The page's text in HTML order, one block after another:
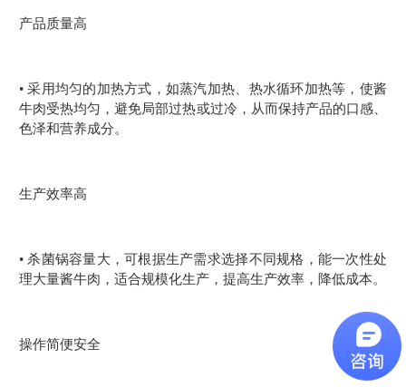
产品质量高
• 采用均匀的加热方式，如蒸汽加热、热水循环加热等，使酱
牛肉受热均匀，避免局部过热或过冷，从而保持产品的口感、
色泽和营养成分。
生产效率高
• 杀菌锅容量大，可根据生产需求选择不同规格，能一次性处
理大量酱牛肉，适合规模化生产，提高生产效率，降低成本。
操作简便安全